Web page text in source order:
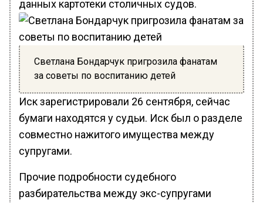
данных картотеки столичных судов.
Светлана Бондарчук пригрозила фанатам
за советы по воспитанию детей
Иск зарегистрировали 26 сентября, сейчас
бумаги находятся у судьи. Иск был о разделе
совместно нажитого имущества между
супругами.
Прочие подробности судебного
разбирательства между экс-супругами